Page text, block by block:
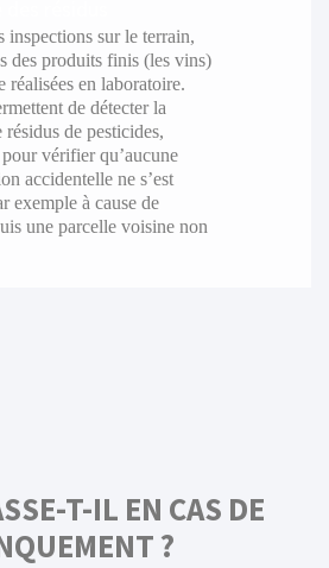
inspections sur le terrain,
des produits finis (les vins)
réalisées en laboratoire.
de détecter la
résidus de pesticides,
vérifier qu’aucune
accidentelle ne s’est
exemple à cause de
une parcelle voisine non
T-IL EN CAS DE
?